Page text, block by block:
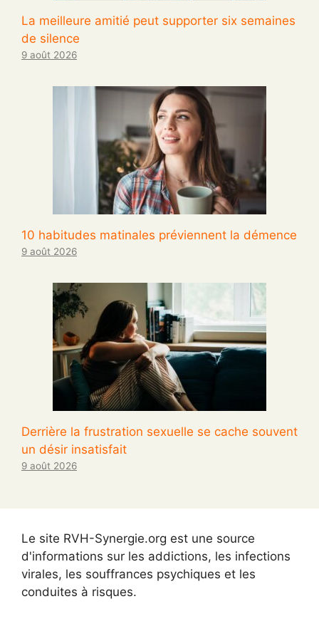
La meilleure amitié peut supporter six semaines
de silence
9 août 2026
10 habitudes matinales préviennent la démence
9 août 2026
Derrière la frustration sexuelle se cache souvent
un désir insatisfait
9 août 2026
Le site RVH-Synergie.org est une source
d'informations sur les addictions, les infections
virales, les souffrances psychiques et les
conduites à risques.